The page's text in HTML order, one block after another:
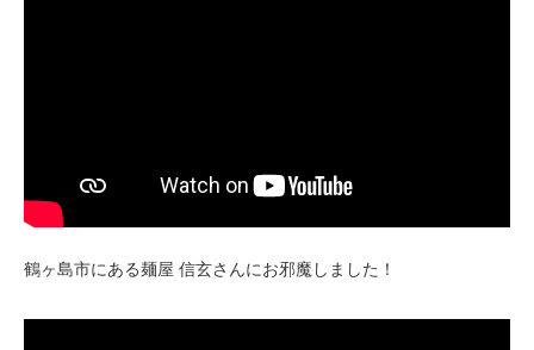
鶴ヶ島市にある麺屋 信玄さんにお邪魔しました！